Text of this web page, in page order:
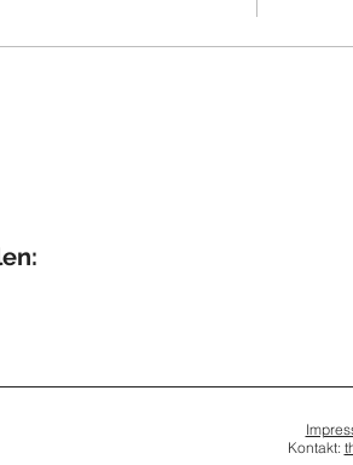
Kontakt: